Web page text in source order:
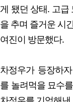
게 됐던 상태. 고급
을 추며 즐거운 시
여진이 방문했다.
차정우가 등장하
를 놀려먹을 묘수